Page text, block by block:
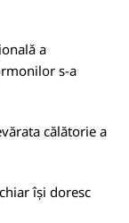
a
s-a
călătorie a
își doresc